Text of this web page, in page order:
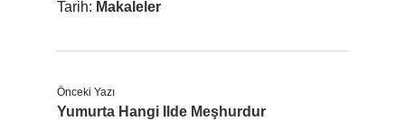
Tarih: Makaleler
Önceki Yazı
Yumurta Hangi Ilde Meşhurdur